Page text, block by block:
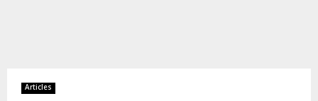
Articles